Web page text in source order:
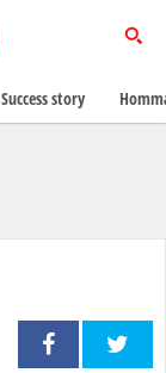
Success story